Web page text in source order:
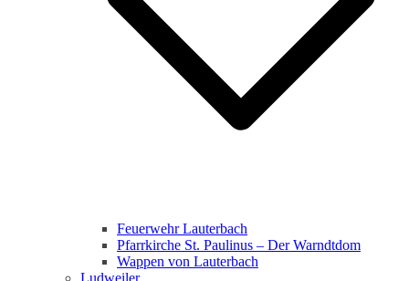
Feuerwehr Lauterbach
Pfarrkirche St. Paulinus – Der Warndtdom
Wappen von Lauterbach